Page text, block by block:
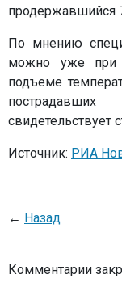
продержавшийся
По мнению
можно уже при
подъеме
свидетельствует
Источник: РИА
← Назад
Комментарии